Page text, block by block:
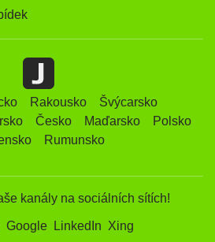
Rakousko
Švýcarsko
Irsko Česko Maďarsko
Polsko
Rumunsko
kanály na sociálních sítích!
Google LinkedIn Xing